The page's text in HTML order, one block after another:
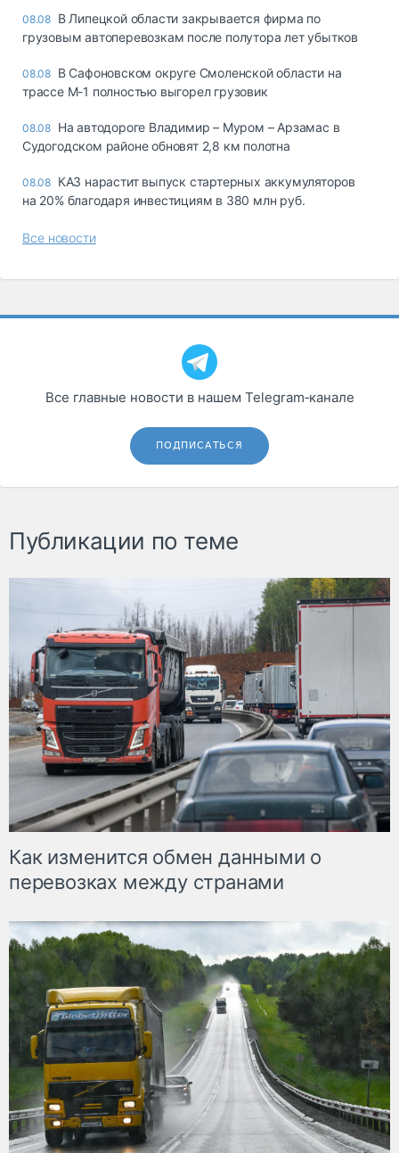
08.08 В Липецкой области закрывается фирма по
грузовым автоперевозкам после полутора лет убытков
08.08 В Сафоновском округе Смоленской области на
трассе М-1 полностью выгорел грузовик
08.08 На автодороге Владимир – Муром – Арзамас в
Судогодском районе обновят 2,8 км полотна
08.08 КАЗ нарастит выпуск стартерных аккумуляторов
на 20% благодаря инвестициям в 380 млн руб.
Все новости
Все главные новости в нашем Telegram‑канале
ПОДПИСАТЬСЯ
Публикации по теме
Как изменится обмен данными о
перевозках между странами